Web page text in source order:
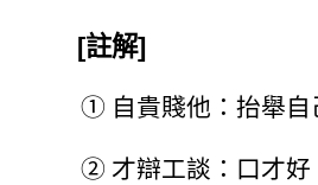
[註解]
① 自貴賤他：抬舉自
② 才辯工談：口才